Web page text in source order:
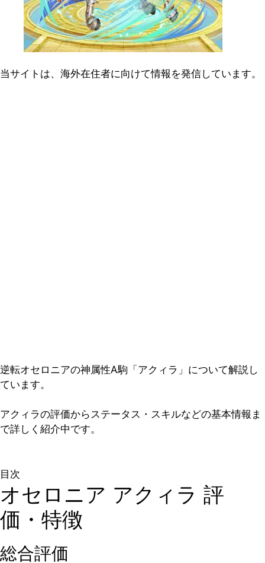
当サイトは、海外在住者に向けて情報を発信しています。
逆転オセロニアの神属性A駒「アクィラ」について解説し
ています。
アクィラの評価からステータス・スキルなどの基本情報ま
で詳しく紹介中です。
目次
オセロニア アクィラ 評
価・特徴
総合評価